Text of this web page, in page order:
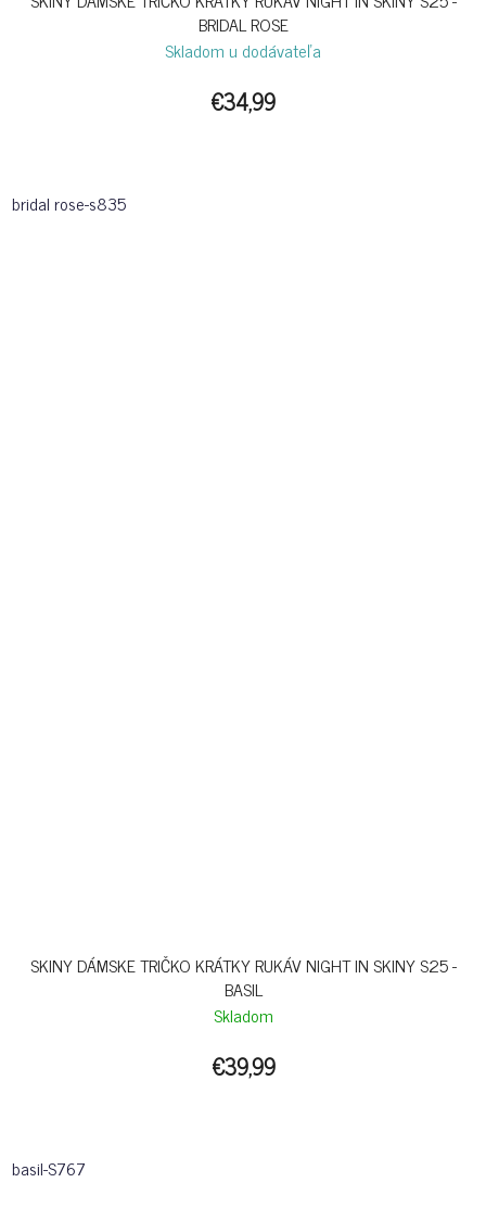
BRIDAL ROSE
Skladom u dodávateľa
€34,99
bridal rose-s835
SKINY DÁMSKE TRIČKO KRÁTKY RUKÁV NIGHT IN SKINY S25 -
BASIL
Skladom
€39,99
basil-S767